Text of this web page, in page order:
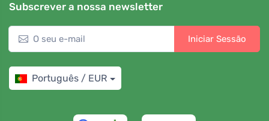
Subscrever a nossa newsletter
Iniciar Sessão
Português / EUR